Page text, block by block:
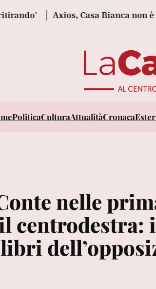
Axios, Casa Bianca non è
PoliticaCulturaAttualitàCronaca
nelle
centrodestra: